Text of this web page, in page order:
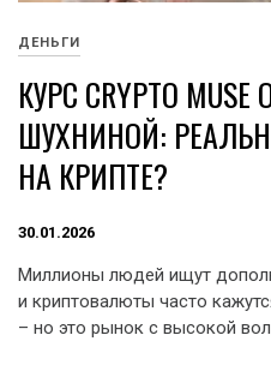
ДЕНЬГИ
КУРС CRYPTO
ШУХНИНОЙ:
НА КРИПТЕ?
30.01.2026
Миллионы людей ищут
и криптовалюты часто
– но это рынок с высокой